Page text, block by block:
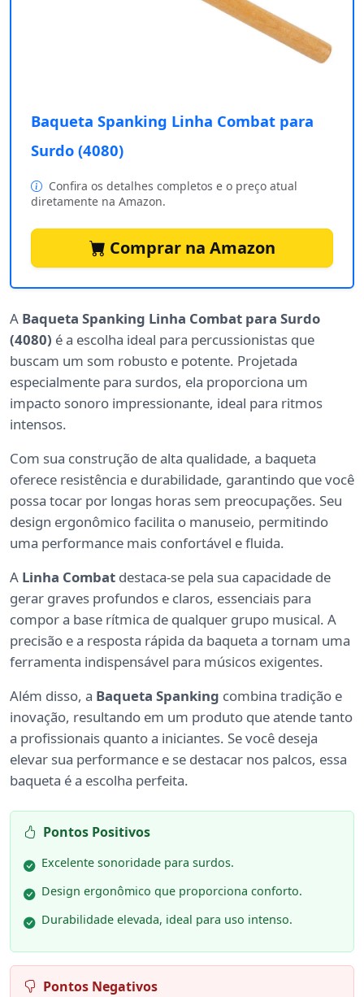
Baqueta Spanking Linha Combat para
Surdo (4080)
Confira os detalhes completos e o preço atual
diretamente na Amazon.
Comprar na Amazon
A Baqueta Spanking Linha Combat para Surdo
(4080) é a escolha ideal para percussionistas que
buscam um som robusto e potente. Projetada
especialmente para surdos, ela proporciona um
impacto sonoro impressionante, ideal para ritmos
intensos.
Com sua construção de alta qualidade, a baqueta
oferece resistência e durabilidade, garantindo que você
possa tocar por longas horas sem preocupações. Seu
design ergonômico facilita o manuseio, permitindo
uma performance mais confortável e fluida.
A Linha Combat destaca-se pela sua capacidade de
gerar graves profundos e claros, essenciais para
compor a base rítmica de qualquer grupo musical. A
precisão e a resposta rápida da baqueta a tornam uma
ferramenta indispensável para músicos exigentes.
Além disso, a Baqueta Spanking combina tradição e
inovação, resultando em um produto que atende tanto
a profissionais quanto a iniciantes. Se você deseja
elevar sua performance e se destacar nos palcos, essa
baqueta é a escolha perfeita.
Pontos Positivos
Excelente sonoridade para surdos.
Design ergonômico que proporciona conforto.
Durabilidade elevada, ideal para uso intenso.
Pontos Negativos